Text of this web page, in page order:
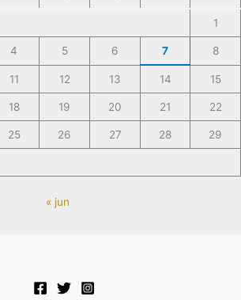
1
4 5 6 7 8
11 12 13 14 15
18 19 20 21 22
25 26 27 28 29
« jun